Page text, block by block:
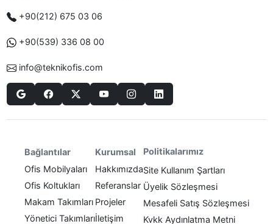
+90(212) 675 03 06
+90(539) 336 08 00
info@teknikofis.com
Bağlantılar
Ofis Mobilyaları
Ofis Koltukları
Makam Takımları
Yönetici Takımları
Kurumsal
Hakkımızda
Referanslar
Projeler
İletişim
Politikalarımız
Site Kullanım Şartları
Üyelik Sözleşmesi
Mesafeli Satış Sözleşmesi
Kvkk Aydınlatma Metni